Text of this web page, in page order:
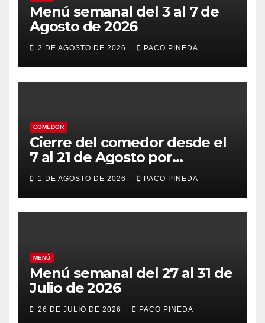
Menú semanal del 3 al 7 de
Agosto de 2026
2 DE AGOSTO DE 2026 PACO PINEDA
COMEDOR
Cierre del comedor desde el
7 al 21 de Agosto por
vacaciones
1 DE AGOSTO DE 2026 PACO PINEDA
MENÚ
Menú semanal del 27 al 31 de
Julio de 2026
26 DE JULIO DE 2026 PACO PINEDA